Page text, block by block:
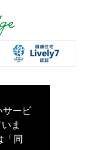
サービ
ま
「同